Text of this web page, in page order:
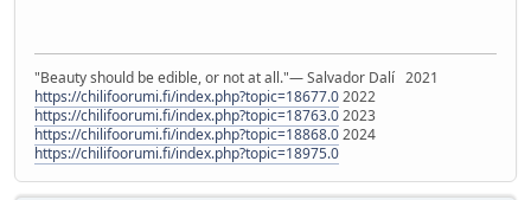
"Beauty should be edible, or not at all."― Salvador Dalí 2021
https://chilifoorumi.fi/index.php?topic=18677.02022
https://chilifoorumi.fi/index.php?topic=18763.02023
https://chilifoorumi.fi/index.php?topic=18868.02024
https://chilifoorumi.fi/index.php?topic=18975.0